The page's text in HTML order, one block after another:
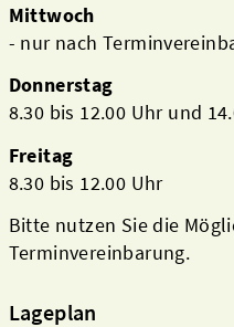
Mittwoch
- nur nach
Donnerstag
8.30 bis 12.00 Uhr und
Freitag
8.30 bis 12.00 Uhr
Bitte nutzen Sie die
Terminvereinbarung.
Lageplan